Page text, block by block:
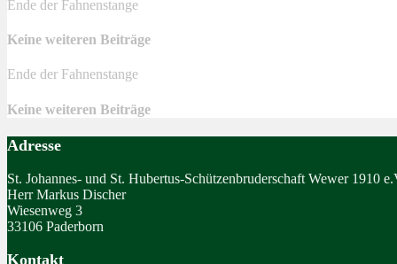
Ende der Fahnenstange
Keine weiteren Beiträge
Ende der Fahnenstange
Keine weiteren Beiträge
Adresse
St. Johannes- und St. Hubertus-Schützenbruderschaft Wewer 1910
Herr Markus Discher
Wiesenweg 3
33106 Paderborn
Kontakt